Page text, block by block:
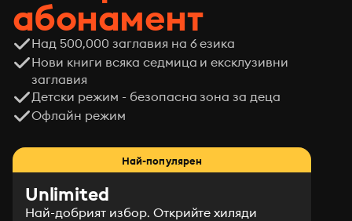
абонамент
Над 500,000 заглавия на 6 езика
Нови книги всяка седмица и ексклузивни
заглавия
Детски режим - безопасна зона за деца
Офлайн режим
Най-популярен
Unlimited
Най-добрият избор. Открийте хиляди